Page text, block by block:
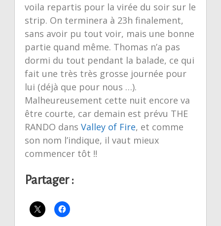
voila repartis pour la virée du soir sur le
strip. On terminera à 23h finalement,
sans avoir pu tout voir, mais une bonne
partie quand même. Thomas n’a pas
dormi du tout pendant la balade, ce qui
fait une très très grosse journée pour
lui (déjà que pour nous …).
Malheureusement cette nuit encore va
être courte, car demain est prévu THE
RANDO dans Valley of Fire, et comme
son nom l’indique, il vaut mieux
commencer tôt !!
Partager :